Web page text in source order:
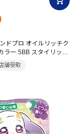
ドプロ オイルリッチク
ラー 5BB スタイリッシ
医薬部外品】
舗受取